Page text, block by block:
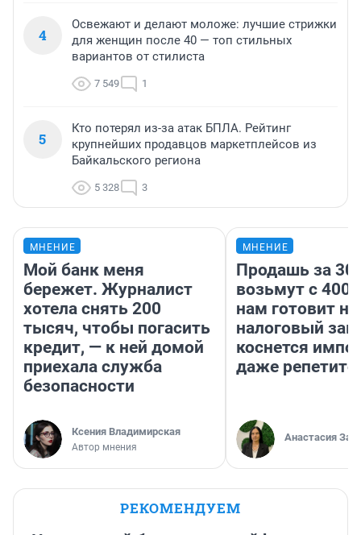
4
Освежают и делают моложе: лучшие стрижки
для женщин после 40 — топ стильных
вариантов от стилиста
7 549 1
5
Кто потерял из-за атак БПЛА. Рейтинг
крупнейших продавцов маркетплейсов из
Байкальского региона
5 328 3
МНЕНИЕ
Мой банк меня
бережет. Журналист
хотела снять 200
тысяч, чтобы погасить
кредит, — к ней домой
приехала служба
безопасности
Ксения Владимирская
Автор мнения
МНЕНИЕ
Продашь за
возьмут с
нам готовит
налоговый
коснется
даже
Анастасия
РЕКОМЕНДУЕМ